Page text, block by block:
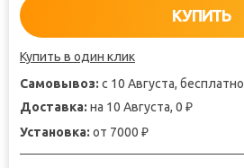
КУПИТЬ
Купить в один клик
Самовывоз: с 10 Августа, бесплатно
Доставка: на 10 Августа, 0 ₽
Установка: от 7000 ₽